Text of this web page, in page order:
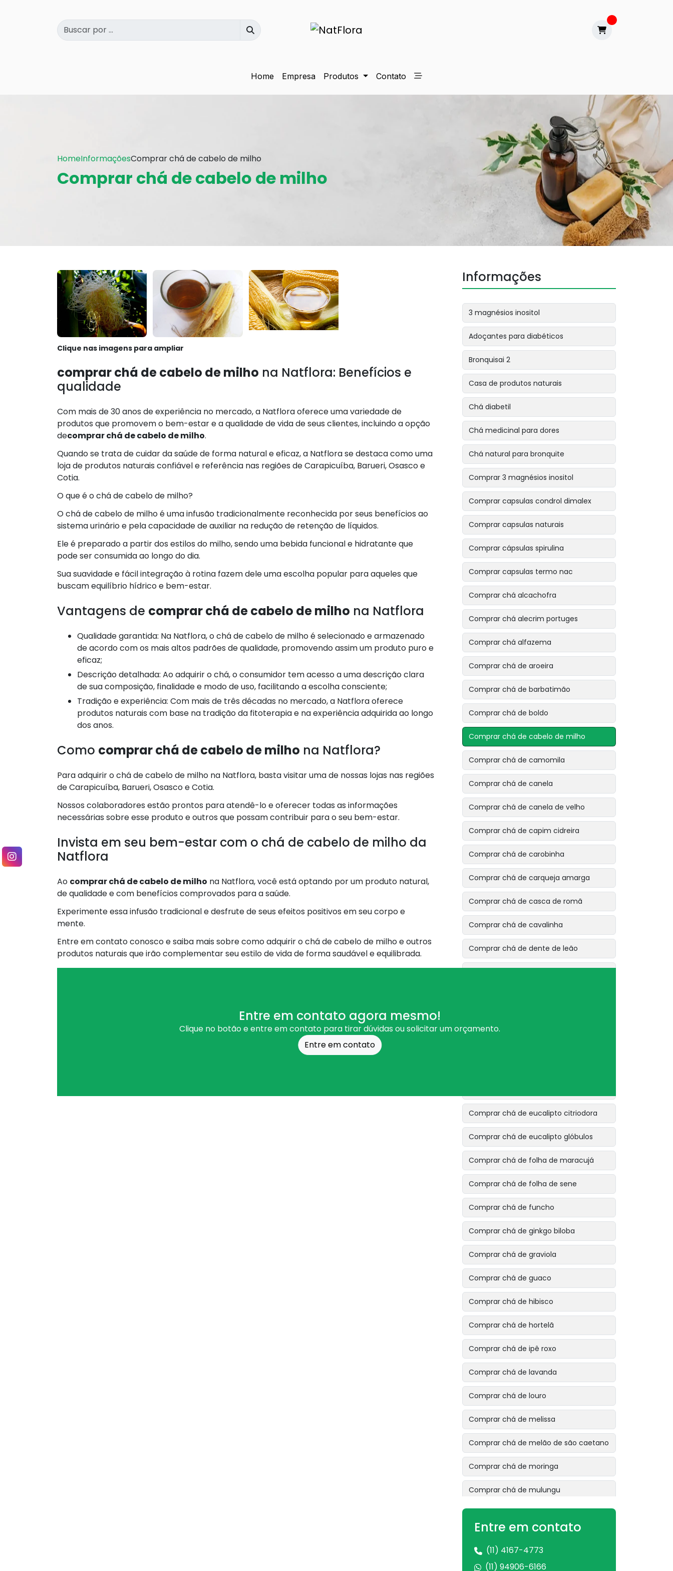
Home Empresa Produtos Contato
HomeInformaçõesComprar chá de cabelo de milho
Comprar chá de cabelo de milho
Clique nas imagens para ampliar
comprar chá de cabelo de milho na Natflora: Benefícios e
qualidade
Com mais de 30 anos de experiência no mercado, a Natflora oferece uma variedade de
produtos que promovem o bem-estar e a qualidade de vida de seus clientes, incluindo a opção
decomprar chá de cabelo de milho.
Quando se trata de cuidar da saúde de forma natural e eficaz, a Natflora se destaca como uma
loja de produtos naturais confiável e referência nas regiões de Carapicuíba, Barueri, Osasco e
Cotia.
O que é o chá de cabelo de milho?
O chá de cabelo de milho é uma infusão tradicionalmente reconhecida por seus benefícios ao
sistema urinário e pela capacidade de auxiliar na redução de retenção de líquidos.
Ele é preparado a partir dos estilos do milho, sendo uma bebida funcional e hidratante que
pode ser consumida ao longo do dia.
Sua suavidade e fácil integração à rotina fazem dele uma escolha popular para aqueles que
buscam equilíbrio hídrico e bem-estar.
Vantagens de comprar chá de cabelo de milho na Natflora
Qualidade garantida: Na Natflora, o chá de cabelo de milho é selecionado e armazenado
de acordo com os mais altos padrões de qualidade, promovendo assim um produto puro e
eficaz;
Descrição detalhada: Ao adquirir o chá, o consumidor tem acesso a uma descrição clara
de sua composição, finalidade e modo de uso, facilitando a escolha consciente;
Tradição e experiência: Com mais de três décadas no mercado, a Natflora oferece
produtos naturais com base na tradição da fitoterapia e na experiência adquirida ao longo
dos anos.
Como comprar chá de cabelo de milho na Natflora?
Para adquirir o chá de cabelo de milho na Natflora, basta visitar uma de nossas lojas nas regiões
de Carapicuíba, Barueri, Osasco e Cotia.
Nossos colaboradores estão prontos para atendê-lo e oferecer todas as informações
necessárias sobre esse produto e outros que possam contribuir para o seu bem-estar.
Invista em seu bem-estar com o chá de cabelo de milho da
Natflora
Ao comprar chá de cabelo de milho na Natflora, você está optando por um produto natural,
de qualidade e com benefícios comprovados para a saúde.
Experimente essa infusão tradicional e desfrute de seus efeitos positivos em seu corpo e
mente.
Entre em contato conosco e saiba mais sobre como adquirir o chá de cabelo de milho e outros
produtos naturais que irão complementar seu estilo de vida de forma saudável e equilibrada.
Entre em contato agora mesmo!
Clique no botão e entre em contato para tirar dúvidas ou solicitar um orçamento.
Entre em contato
Informações
3 magnésios inositol
Adoçantes para diabéticos
Bronquisai 2
Casa de produtos naturais
Chá diabetil
Chá medicinal para dores
Chá natural para bronquite
Comprar 3 magnésios inositol
Comprar capsulas condrol dimalex
Comprar capsulas naturais
Comprar cápsulas spirulina
Comprar capsulas termo nac
Comprar chá alcachofra
Comprar chá alecrim portuges
Comprar chá alfazema
Comprar chá de aroeira
Comprar chá de barbatimão
Comprar chá de boldo
Comprar chá de cabelo de milho
Comprar chá de camomila
Comprar chá de canela
Comprar chá de canela de velho
Comprar chá de capim cidreira
Comprar chá de carobinha
Comprar chá de carqueja amarga
Comprar chá de casca de romã
Comprar chá de cavalinha
Comprar chá de dente de leão
Comprar chá de eucalipto citriodora
Comprar chá de eucalipto glóbulos
Comprar chá de folha de maracujá
Comprar chá de folha de sene
Comprar chá de funcho
Comprar chá de ginkgo biloba
Comprar chá de graviola
Comprar chá de guaco
Comprar chá de hibisco
Comprar chá de hortelã
Comprar chá de ipê roxo
Comprar chá de lavanda
Comprar chá de louro
Comprar chá de melissa
Comprar chá de melão de são caetano
Comprar chá de moringa
Comprar chá de mulungu
Comprar chá de pau tenente
Entre em contato
(11) 4167-4773
(11) 94906-6166